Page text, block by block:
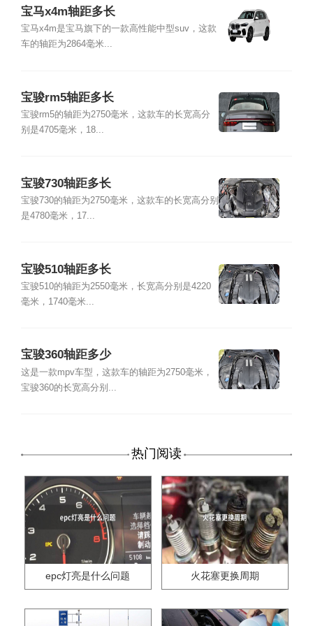
宝马x4m轴距多长
宝马x4m是宝马旗下的一款高性能中型suv，这款
车的轴距为2864毫米...
宝骏rm5轴距多长
宝骏rm5的轴距为2750毫米，这款车的长宽高分
别是4705毫米，18...
宝骏730轴距多长
宝骏730的轴距为2750毫米，这款车的长宽高分别
是4780毫米，17...
宝骏510轴距多长
宝骏510的轴距为2550毫米，长宽高分别是4220
毫米，1740毫米...
宝骏360轴距多少
这是一款mpv车型，这款车的轴距为2750毫米，
宝骏360的长宽高分别...
热门阅读
epc灯亮是什么问题 火花塞更换周期